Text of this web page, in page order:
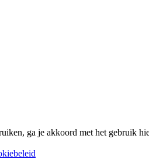
ga je akkoord met het gebruik